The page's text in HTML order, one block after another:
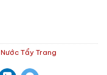
Nước Tẩy Trang